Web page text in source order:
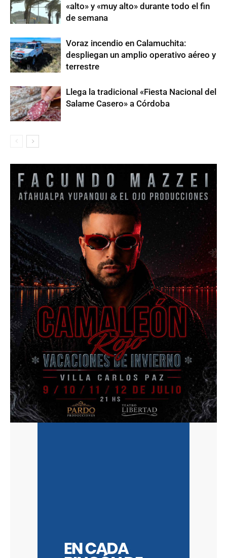
«alto» y «muy alto» durante todo el fin
de semana
Voraz incendio en Calamuchita:
despliegan un amplio operativo aéreo y
terrestre
Llega la tradicional «Fiesta Nacional del
Salame Casero» a Córdoba